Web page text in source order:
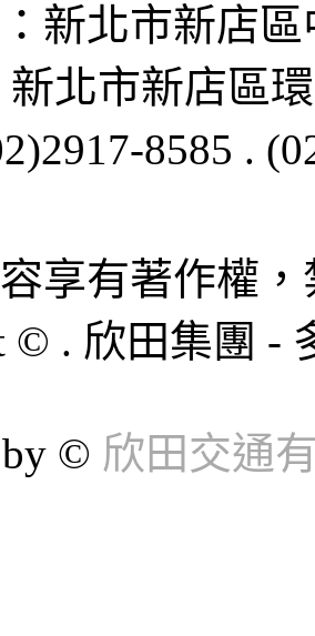
新北市新店區
新北市新店區
8585 .
享有著作權
© . 欣田集團 -
by © 欣田交通